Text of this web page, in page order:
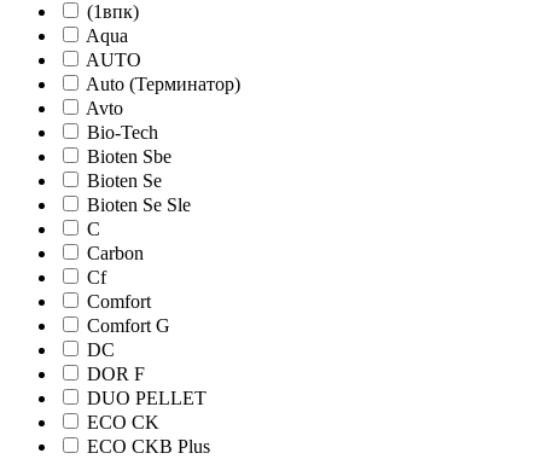
(1впк)
Aqua
AUTO
Auto (Терминатор)
Avto
Bio-Tech
Bioten Sbe
Bioten Se
Bioten Se Sle
C
Carbon
Cf
Comfort
Comfort G
DC
DOR F
DUO PELLET
ECO CK
ECO CKB Plus